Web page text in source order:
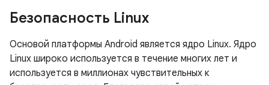
Безопасность Linux
Основой платформы Android является ядро ​​Linux. Ядро
Linux широко используется в течение многих лет и
используется в миллионах чувствительных к